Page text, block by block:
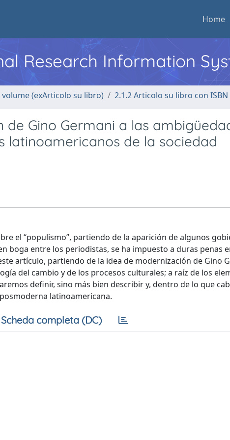
Home
Research Information
(exArticolo su libro) 2.1.2 Articolo su libro con ISBN
Gino Germani a las
latinoamericanos de la sociedad
el “populismo”, partiendo de la aparición de algunos
boga entre los periodistas, se ha impuesto a duras penas
artículo, partiendo de la idea de modernización de Gino
del cambio y de los procesos culturales; a raíz de los
definir, sino más bien describir y, dentro de lo que
latinoamericana.
Scheda completa (DC)